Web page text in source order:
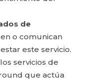
de
o comunican
este servicio.
servicios de
que actúa